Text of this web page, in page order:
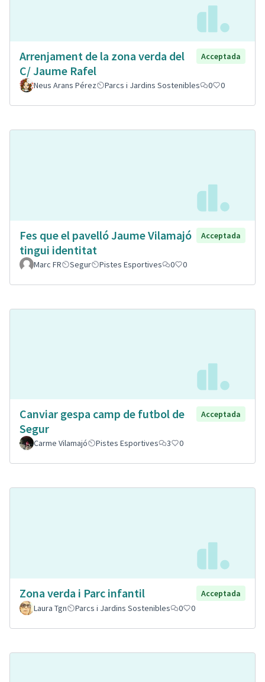
Arrenjament de la zona verda del
C/ Jaume Rafel
Acceptada
Neus Arans Pérez Parcs i Jardins Sostenibles 0 0
Fes que el pavelló Jaume Vilamajó
tingui identitat
Acceptada
Marc FR Segur Pistes Esportives 0 0
Canviar gespa camp de futbol de
Segur
Acceptada
Carme Vilamajó Pistes Esportives 3 0
Zona verda i Parc infantil
Acceptada
Laura Tgn
Parcs i Jardins Sostenibles 0 0